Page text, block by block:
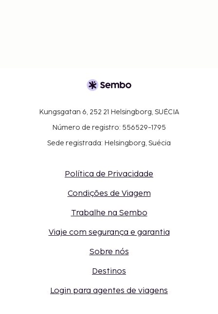
Kungsgatan 6, 252 21 Helsingborg, SUÉCIA
Número de registro: 556529-1795
Sede registrada: Helsingborg, Suécia
Política de Privacidade
Condições de Viagem
Trabalhe na Sembo
Viaje com segurança e garantia
Sobre nós
Destinos
Login para agentes de viagens